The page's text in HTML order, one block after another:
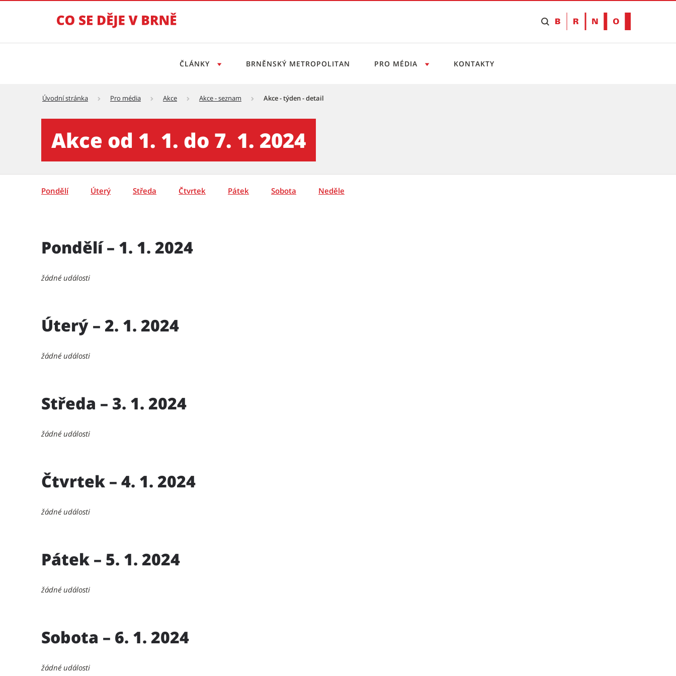
Akce - týden - detail - Tiskový servis
ČLÁNKY BRNĚNSKÝ METROPOLITAN PRO MÉDIA KONTAKTY
Úvodní stránka Pro média Akce Akce - seznam Akce - týden - detail
Akce od 1. 1. do 7. 1. 2024
Pondělí Úterý Středa Čtvrtek Pátek Sobota Neděle
Pondělí – 1. 1. 2024
žádné události
Úterý – 2. 1. 2024
žádné události
Středa – 3. 1. 2024
žádné události
Čtvrtek – 4. 1. 2024
žádné události
Pátek – 5. 1. 2024
žádné události
Sobota – 6. 1. 2024
žádné události